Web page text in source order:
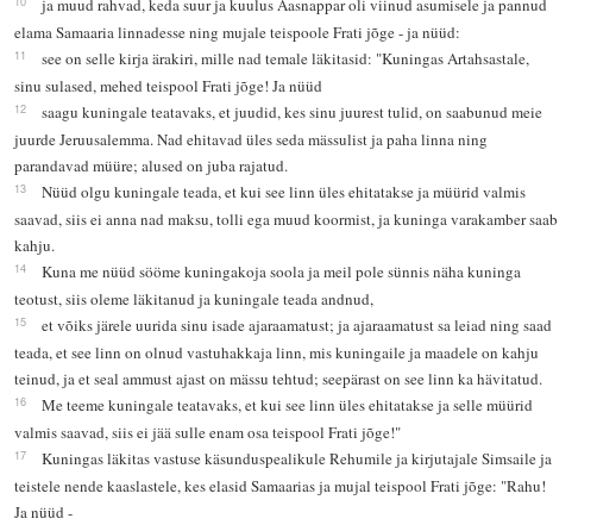
elama Samaaria linnadesse ning mujale teispoole Frati jõge - ja nüüd:
11
see on selle kirja ärakiri, mille nad temale läkitasid: "Kuningas Artahsastale,
sinu sulased, mehed teispool Frati jõge! Ja nüüd
12
saagu kuningale teatavaks, et juudid, kes sinu juurest tulid, on saabunud meie
juurde Jeruusalemma. Nad ehitavad üles seda mässulist ja paha linna ning
parandavad müüre; alused on juba rajatud.
13
Nüüd olgu kuningale teada, et kui see linn üles ehitatakse ja müürid valmis
saavad, siis ei anna nad maksu, tolli ega muud koormist, ja kuninga varakamber saab
kahju.
14
Kuna me nüüd sööme kuningakoja soola ja meil pole sünnis näha kuninga
teotust, siis oleme läkitanud ja kuningale teada andnud,
15
et võiks järele uurida sinu isade ajaraamatust; ja ajaraamatust sa leiad ning saad
teada, et see linn on olnud vastuhakkaja linn, mis kuningaile ja maadele on kahju
teinud, ja et seal ammust ajast on mässu tehtud; seepärast on see linn ka hävitatud.
16
Me teeme kuningale teatavaks, et kui see linn üles ehitatakse ja selle müürid
valmis saavad, siis ei jää sulle enam osa teispool Frati jõge!"
17
Kuningas läkitas vastuse käsunduspealikule Rehumile ja kirjutajale Simsaile ja
teistele nende kaaslastele, kes elasid Samaarias ja mujal teispool Frati jõge: "Rahu!
Ja nüüd -